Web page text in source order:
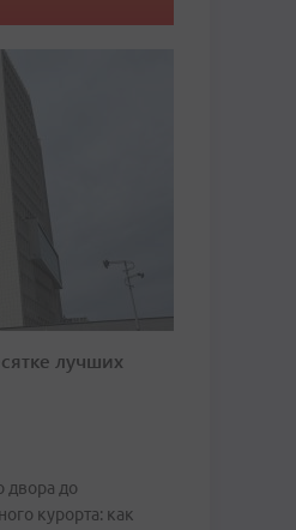
лучших
двора до
курорта: как